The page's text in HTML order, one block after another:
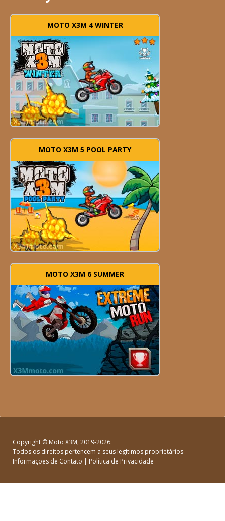
MOTO X3M 4 WINTER
MOTO X3M 5 POOL PARTY
MOTO X3M 6 SUMMER
Copyright © Moto X3M, 2019-2026.
Todos os direitos pertencem a seus legítimos proprietários
Informações de Contato | Política de Privacidade